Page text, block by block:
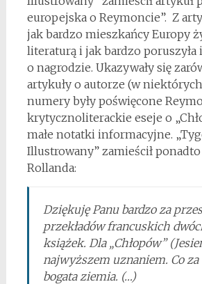
europejska o Reymoncie”. Z
jak bardzo mieszkańcy Europy
literaturą i jak bardzo poruszyła
o nagrodzie. Ukazywały się
artykuły o autorze (w niektórych
numery były poświęcone
krytycznoliterackie eseje o
małe notatki informacyjne.
Illustrowany” zamieścił
Rollanda:
Dziękuję Panu bardzo za
przekładów francuskich
książek. Dla „Chłopów”
najwyższem uznaniem. Co za
bogata ziemia. (…)